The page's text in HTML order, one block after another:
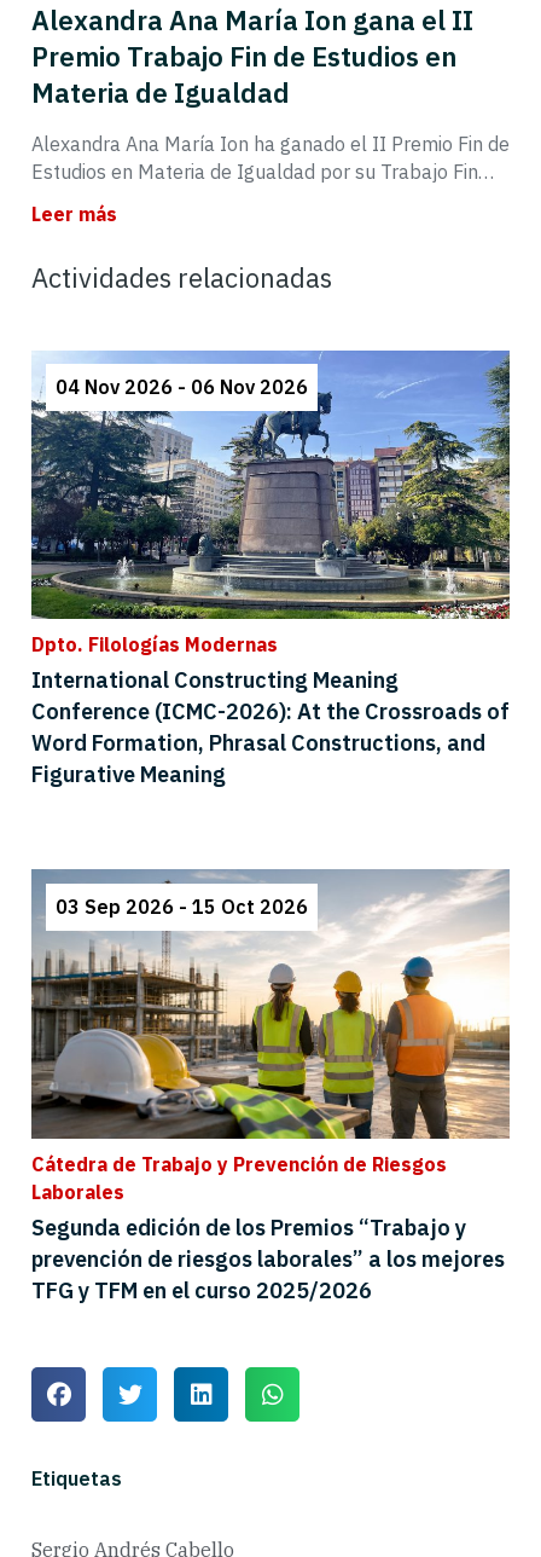
Alexandra Ana María Ion gana el II
Premio Trabajo Fin de Estudios en
Materia de Igualdad
Alexandra Ana María Ion ha ganado el II Premio Fin de
Estudios en Materia de Igualdad por su Trabajo Fin…
Leer más
Actividades relacionadas
04 Nov 2026 - 06 Nov 2026
Dpto. Filologías Modernas
International Constructing Meaning
Conference (ICMC-2026): At the Crossroads of
Word Formation, Phrasal Constructions, and
Figurative Meaning
03 Sep 2026 - 15 Oct 2026
Cátedra de Trabajo y Prevención de Riesgos
Laborales
Segunda edición de los Premios “Trabajo y
prevención de riesgos laborales” a los mejores
TFG y TFM en el curso 2025/2026
Etiquetas
Sergio Andrés Cabello